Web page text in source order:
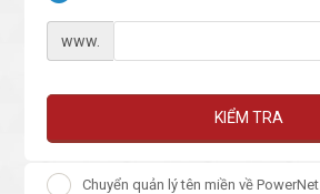
www.
KIỂM TRA
Chuyển quản lý tên miền về PowerNet